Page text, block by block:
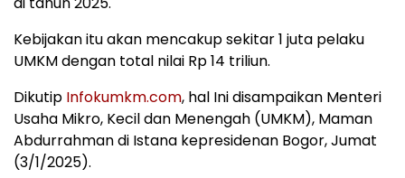
Kebijakan itu akan mencakup sekitar 1 juta pelaku
UMKM dengan total nilai Rp 14 triliun.
Dikutip Infokumkm.com, hal Ini disampaikan Menteri
Usaha Mikro, Kecil dan Menengah (UMKM), Maman
Abdurrahman di Istana kepresidenan Bogor, Jumat
(3/1/2025).